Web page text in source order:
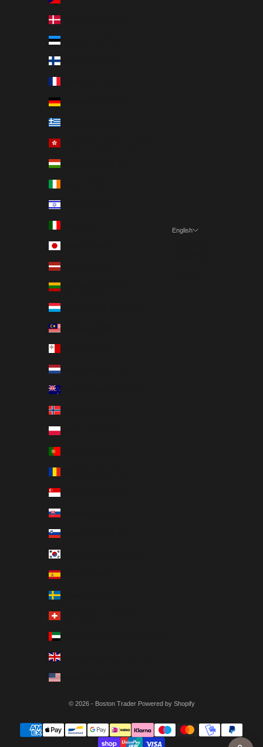
Denmark (EUR €)
Estonia (EUR €)
Finland (EUR €)
Germany (EUR €)
Greece (EUR €)
Hungary (EUR €)
Israel (EUR €)
Latvia (EUR €)
Lithuania (EUR €)
Luxembourg (EUR €)
Malaysia (EUR €)
Netherlands (EUR €)
Norway (EUR €)
Poland (EUR €)
Singapore (EUR €)
Slovakia (EUR €)
Slovenia (EUR €)
Spain (EUR €)
Sweden (EUR €)
United Arab Emirates (EUR €)
United Kingdom (EUR €)
United States (EUR €)
English
© 2026 - Boston Trader Powered by Shopify